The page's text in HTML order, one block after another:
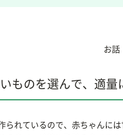
お話
ものを選んで、適量
られているので、赤ちゃんに